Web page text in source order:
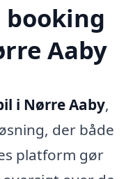
Aaby
i Nørre Aaby,
der både
platform gør